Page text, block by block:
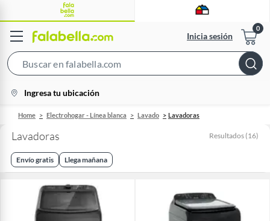
Inicia sesión
Bar
location-
icon
Ingresa tu ubicación
Home Electrohogar - Línea blanca Lavado Lavadoras
Lavadoras Resultados (16)
Envío gratis Llega mañana